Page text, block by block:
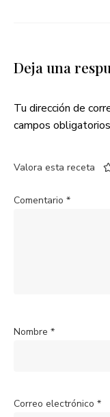
Deja una
Tu dirección de
campos
Valora esta receta
Comentario *
Nombre *
Correo electrónico *